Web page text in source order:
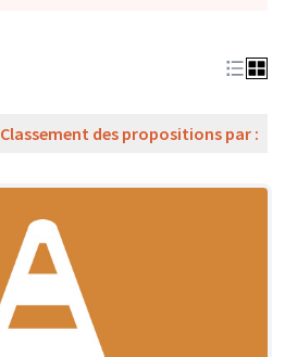
Classement des propositions par :